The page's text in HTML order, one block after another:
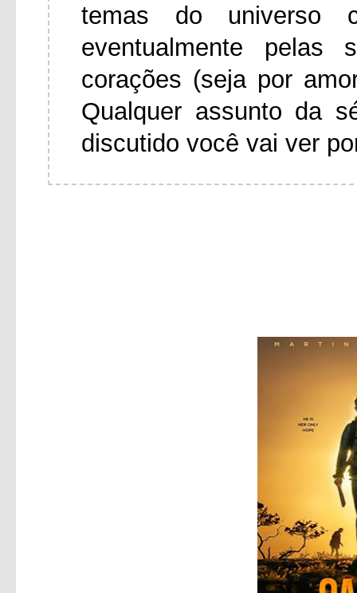
temas do universo
eventualmente pelas
corações (seja por
Qualquer assunto da
discutido você vai ver